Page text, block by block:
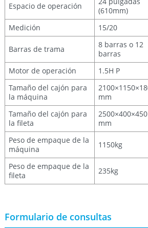
Espacio de operación
(610mm)
Medición
15/20
Barras de trama
8 barras o 12
barras
Motor de operación 1.5H P
Tamaño del cajón para
la máquina
mm
Tamaño del cajón para
la fileta
2500×400×450
mm
Peso de empaque de la
máquina
1150kg
Peso de empaque de la
fileta
235kg
Formulario de consultas